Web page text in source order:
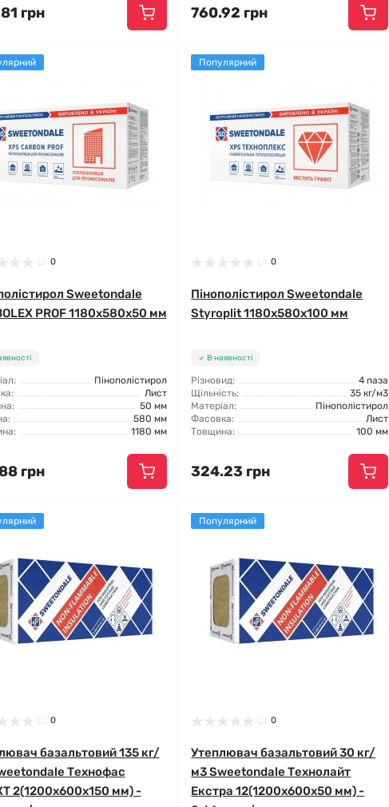
грн 760.92 грн
0
Sweetondale
PROF 1180x580x50 мм
Пінополістирол
Лист
50 мм
580 мм
1180 мм
грн
Популярний
0
Пінополістирол Sweetondale
Styroplit 1180x580x100 мм
В наявності
Різновид:
4 паза
Щільність:
35 кг/м3
Матеріал:
Пінополістирол
Фасовка:
Лист
Товщина:
100 мм
324.23 грн
0
базальтовий 135 кг/
Технофас
2(1200x600x150 мм) -
Популярний
0
Утеплювач базальтовий 30 кг/
м3 Sweetondale Технолайт
Екстра 12(1200x600x50 мм) -